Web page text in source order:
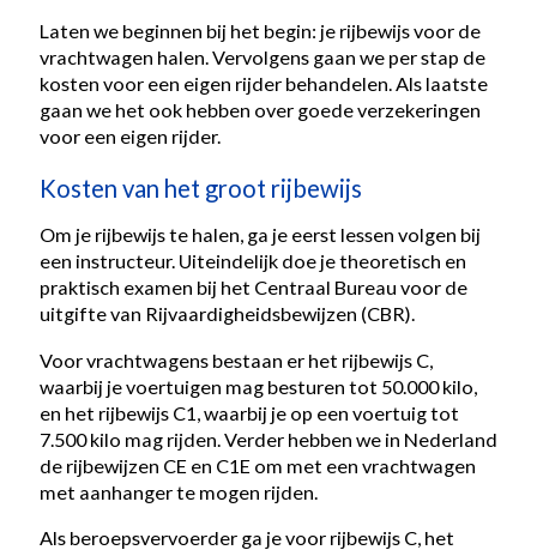
Laten we beginnen bij het begin: je rijbewijs voor de
vrachtwagen halen. Vervolgens gaan we per stap de
kosten voor een eigen rijder behandelen. Als laatste
gaan we het ook hebben over goede verzekeringen
voor een eigen rijder.
Kosten van het groot rijbewijs
Om je rijbewijs te halen, ga je eerst lessen volgen bij
een instructeur. Uiteindelijk doe je theoretisch en
praktisch examen bij het Centraal Bureau voor de
uitgifte van Rijvaardigheidsbewijzen (CBR).
Voor vrachtwagens bestaan er het rijbewijs C,
waarbij je voertuigen mag besturen tot 50.000 kilo,
en het rijbewijs C1, waarbij je op een voertuig tot
7.500 kilo mag rijden. Verder hebben we in Nederland
de rijbewijzen CE en C1E om met een vrachtwagen
met aanhanger te mogen rijden.
Als beroepsvervoerder ga je voor rijbewijs C, het